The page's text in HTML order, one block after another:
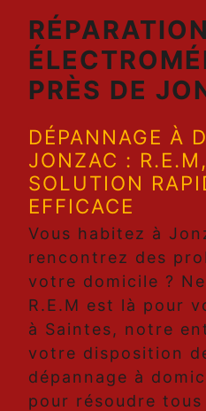
RÉPARATION
PRÈS DE
DÉPANNAGE À
JONZAC :
SOLUTION
EFFICACE
Vous habitez à
rencontrez des
votre domicile ?
R.E.M est là pour
à Saintes, notre
votre disposition
dépannage à
pour résoudre